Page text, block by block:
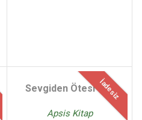
İadesiz
Sevgiden Ötesi Yok
Apsis Kitap